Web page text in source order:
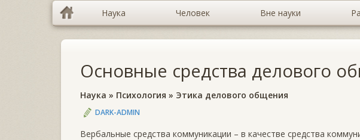
Наука Человек Вне науки
Основные средства делового
Наука » Психология » Этика делового общения
DARK-ADMIN
Вербальные средства коммуникации – в качестве средства